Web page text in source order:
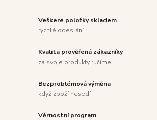
Veškeré položky skladem
rychlé odeslání
Kvalita prověřená zákazníky
za svoje produkty ručíme
Bezproblémová výměna
když zboží nesedí
Věrnostní program